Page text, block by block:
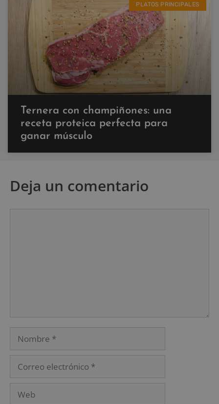
PLATOS PRINCIPALES
Ternera con champiñones: una
receta proteica perfecta para
ganar músculo
Deja un comentario